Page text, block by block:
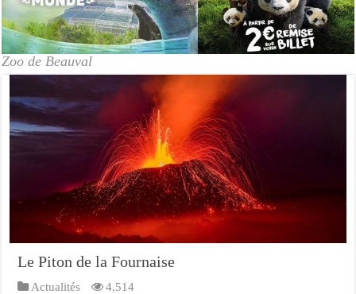
Zoo de Beauval
Le Piton de la Fournaise
Actualités 4,514